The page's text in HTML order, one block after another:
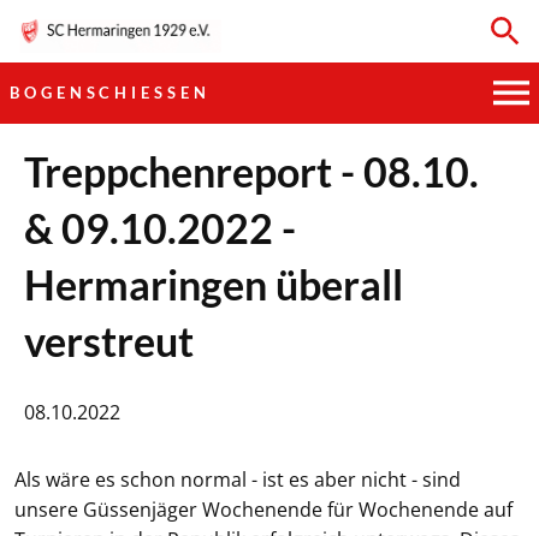
BOGENSCHIESSEN
HAUPTVEREIN
SPORTKEGELN
FUSSBALL
GYMNASTIK
TISCHTENNIS
BOGENSCHIESSEN
Treppchenreport - 08.10.
& 09.10.2022 -
Hermaringen überall
verstreut
08.10.2022
Als wäre es schon normal - ist es aber nicht - sind
unsere Güssenjäger Wochenende für Wochenende auf